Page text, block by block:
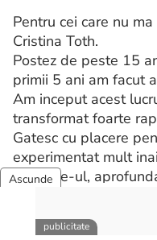
Pentru cei care nu
Cristina Toth.
Postez de peste 15
primii 5 ani am facut
Am inceput acest
transformat foarte
Gatesc cu placere
experimentat mult
avut site-ul,